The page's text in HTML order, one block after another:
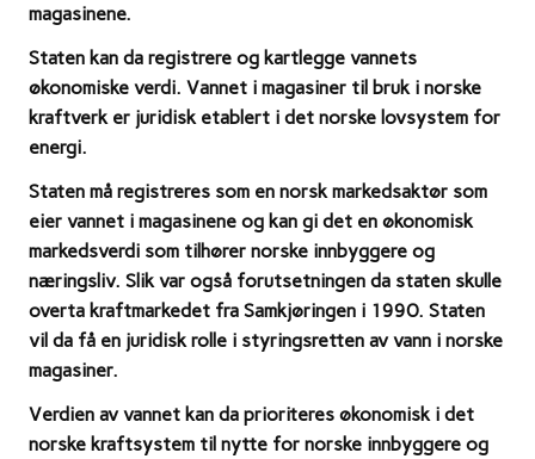
magasinene.
Staten kan da registrere og kartlegge vannets
økonomiske verdi. Vannet i magasiner til bruk i norske
kraftverk er juridisk etablert i det norske lovsystem for
energi.
Staten må registreres som en norsk markedsaktør som
eier vannet i magasinene og kan gi det en økonomisk
markedsverdi som tilhører norske innbyggere og
næringsliv. Slik var også forutsetningen da staten skulle
overta kraftmarkedet fra Samkjøringen i 1990. Staten
vil da få en juridisk rolle i styringsretten av vann i norske
magasiner.
Verdien av vannet kan da prioriteres økonomisk i det
norske kraftsystem til nytte for norske innbyggere og